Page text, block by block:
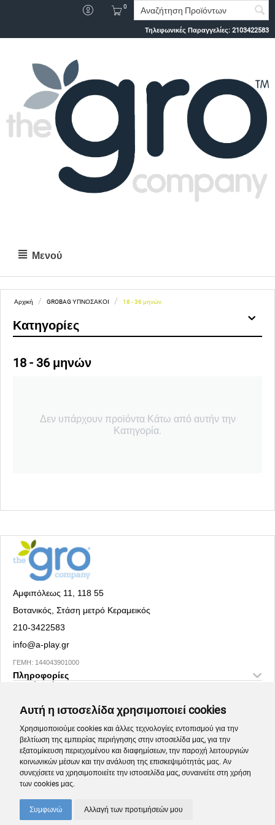
Αυτή η ιστοσελίδα χρησιμοποιεί cookies
Χρησιμοποιούμε cookies και άλλες τεχνολογίες εντοπισμού για την
βελτίωση της εμπειρίας περιήγησης στην ιστοσελίδα μας, για την
εξατομίκευση περιεχομένου και διαφημίσεων, την παροχή λειτουργιών
κοινωνικών μέσων και την ανάλυση της επισκεψιμότητάς μας. Αν
συνεχίσετε να χρησιμοποιείτε την ιστοσελίδα μας, συναινείτε στη χρήση
των cookies μας.
Συμφωνώ Αλλαγή των προτιμήσεών μου
0
Τηλεφωνικές Παραγγελίες: 2103422583
Μενού
Αρχική / GROBAG ΥΠΝΟΣΑΚΟΙ / 18 - 36 μηνών
Κατηγορίες
18 - 36 μηνών
Δεν υπάρχουν προϊόντα Κάτω από αυτήν την
Κατηγορία.
Αμφιπόλεως 11, 118 55
Βοτανικός, Στάση μετρό Κεραμεικός
210-3422583
info@a-play.gr
ΓΕΜΗ: 144043901000
Πληροφορίες